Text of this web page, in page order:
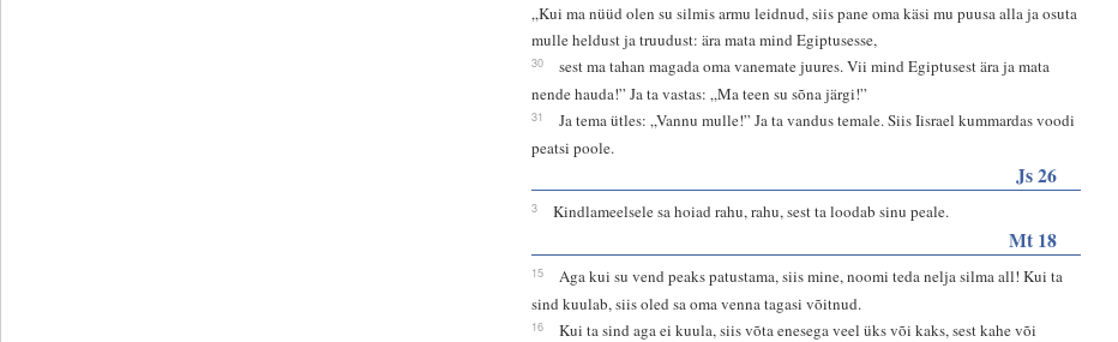
„Kui ma nüüd olen su silmis armu leidnud, siis pane oma käsi mu puusa alla ja osuta
mulle heldust ja truudust: ära mata mind Egiptusesse,
30
sest ma tahan magada oma vanemate juures. Vii mind Egiptusest ära ja mata
nende hauda!” Ja ta vastas: „Ma teen su sõna järgi!”
31
Ja tema ütles: „Vannu mulle!” Ja ta vandus temale. Siis Iisrael kummardas voodi
peatsi poole.
Js 26
3 Kindlameelsele sa hoiad rahu, rahu, sest ta loodab sinu peale.
Mt 18
15
Aga kui su vend peaks patustama, siis mine, noomi teda nelja silma all! Kui ta
sind kuulab, siis oled sa oma venna tagasi võitnud.
16
Kui ta sind aga ei kuula, siis võta enesega veel üks või kaks, sest kahe või